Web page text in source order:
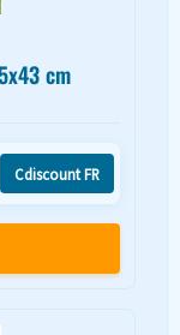
cm
Cdiscount FR